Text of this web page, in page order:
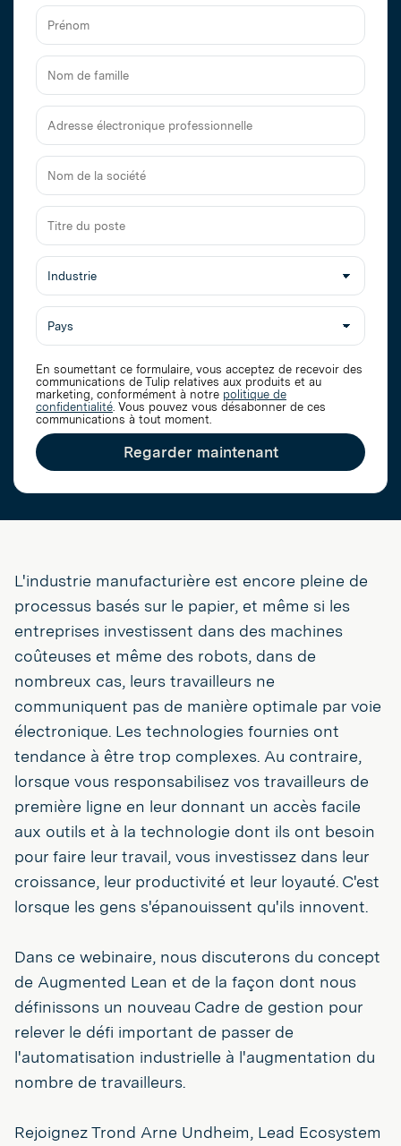
Prénom
Nom
de
famille
Adresse
électronique
professionnelle
Nom
de
la
société
Titre
du
poste
En soumettant ce formulaire, vous acceptez de recevoir des
communications de Tulip relatives aux produits et au
marketing, conformément à notre politique de
confidentialité. Vous pouvez vous désabonner de ces
communications à tout moment.
Regarder maintenant
L'industrie manufacturière est encore pleine de
processus basés sur le papier, et même si les
entreprises investissent dans des machines
coûteuses et même des robots, dans de
nombreux cas, leurs travailleurs ne
communiquent pas de manière optimale par voie
électronique. Les technologies fournies ont
tendance à être trop complexes. Au contraire,
lorsque vous responsabilisez vos travailleurs de
première ligne en leur donnant un accès facile
aux outils et à la technologie dont ils ont besoin
pour faire leur travail, vous investissez dans leur
croissance, leur productivité et leur loyauté. C'est
lorsque les gens s'épanouissent qu'ils innovent.
Dans ce webinaire, nous discuterons du concept
de Augmented Lean et de la façon dont nous
définissons un nouveau Cadre de gestion pour
relever le défi important de passer de
l'automatisation industrielle à l'augmentation du
nombre de travailleurs.
Rejoignez Trond Arne Undheim, Lead Ecosystem